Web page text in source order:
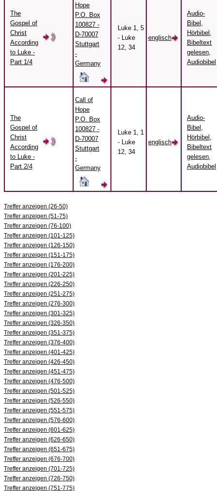
The
Gospel of
Christ
According
to Luke -
Part 1/4
Hope
P.O. Box
100827 -
D-70007
Stuttgart
-
Germany
Luke 1, 5
- Luke
12, 34
englisch
Audio-
Bibel,
Hörbibel,
Bibeltext
gelesen,
Audiobibel
The
Gospel of
Christ
According
to Luke -
Part 2/4
Call of
Hope
P.O. Box
100827 -
D-70007
Stuttgart
-
Germany
Luke 1, 1
- Luke
12, 34
englisch
Audio-
Bibel,
Hörbibel,
Bibeltext
gelesen,
Audiobibel
Treffer anzeigen (26-50)
Treffer anzeigen (51-75)
Treffer anzeigen (76-100)
Treffer anzeigen (101-125)
Treffer anzeigen (126-150)
Treffer anzeigen (151-175)
Treffer anzeigen (176-200)
Treffer anzeigen (201-225)
Treffer anzeigen (226-250)
Treffer anzeigen (251-275)
Treffer anzeigen (276-300)
Treffer anzeigen (301-325)
Treffer anzeigen (326-350)
Treffer anzeigen (351-375)
Treffer anzeigen (376-400)
Treffer anzeigen (401-425)
Treffer anzeigen (426-450)
Treffer anzeigen (451-475)
Treffer anzeigen (476-500)
Treffer anzeigen (501-525)
Treffer anzeigen (526-550)
Treffer anzeigen (551-575)
Treffer anzeigen (576-600)
Treffer anzeigen (601-625)
Treffer anzeigen (626-650)
Treffer anzeigen (651-675)
Treffer anzeigen (676-700)
Treffer anzeigen (701-725)
Treffer anzeigen (726-750)
Treffer anzeigen (751-775)